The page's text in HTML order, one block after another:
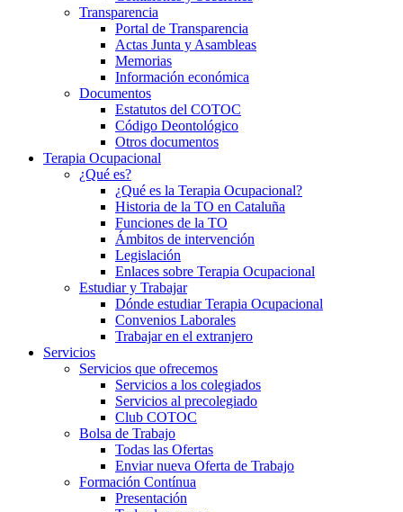
Transparencia
Portal de Transparencia
Actas Junta y Asambleas
Memorias
Información económica
Documentos
Estatutos del COTOC
Código Deontológico
Otros documentos
Terapia Ocupacional
¿Qué es?
¿Qué es la Terapia Ocupacional?
Historia de la TO en Cataluña
Funciones de la TO
Ámbitos de intervención
Legislación
Enlaces sobre Terapia Ocupacional
Estudiar y Trabajar
Dónde estudiar Terapia Ocupacional
Convenios Laborales
Trabajar en el extranjero
Servicios
Servicios que ofrecemos
Servicios a los colegiados
Servicios al precolegiado
Club COTOC
Bolsa de Trabajo
Todas las Ofertas
Enviar nueva Oferta de Trabajo
Formación Contínua
Presentación